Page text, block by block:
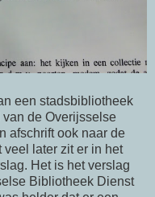
een stadsbibliotheek
de Overijsselse
afschrift ook naar de
later zit er in het
Het is het verslag
Bibliotheek Dienst